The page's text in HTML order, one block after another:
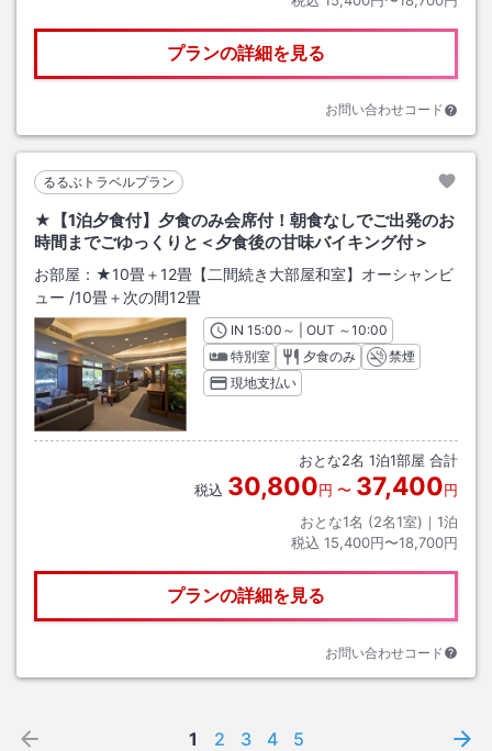
プランの詳細を見る
お問い合わせコード
るるぶトラベルプラン
★【1泊夕食付】夕食のみ会席付！朝食なしでご出発のお
時間までごゆっくりと＜夕食後の甘味バイキング付＞
お部屋： ★10畳＋12畳【二間続き大部屋和室】オーシャンビ
ュー /10畳＋次の間12畳
INチェックイン
15:00 ～ | OUT チェックアウト
～10:00
特別室
夕食のみ
禁煙
現地支払い
おとな2名 1泊1部屋 合計
税込 30,800円 〜 37,400円
おとな1名 (2名1室)｜ 1泊
税込 15,400円〜18,700円
プランの詳細を見る
お問い合わせコード
1 2 3 4 5